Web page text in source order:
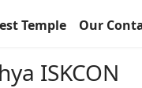
Temple Our
ISKCON